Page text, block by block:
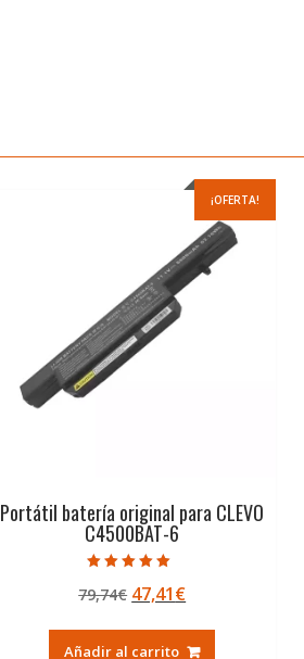
¡OFERTA!
Portátil batería original para CLEVO
C4500BAT-6
5.00
de 5
79,74€ El
original
47,41€El
actual
Añadir al carrito